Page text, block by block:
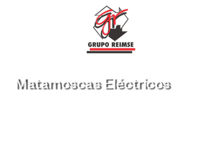
Matamoscas Eléctricos